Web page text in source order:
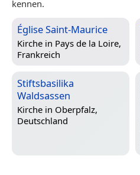
kennen.
Église Saint-Maurice
Kirche in Pays de la Loire,
Frankreich
Stiftsbasilika
Waldsassen
Kirche in Oberpfalz,
Deutschland